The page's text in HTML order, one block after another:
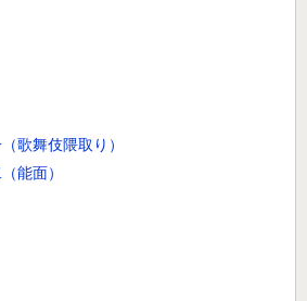
歌舞伎隈取り）
能面）